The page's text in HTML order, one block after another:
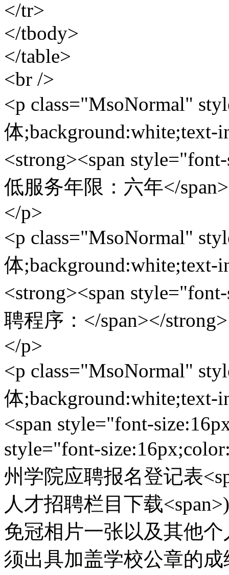
</tr>
</tbody>
</table>
<br />
<p class="MsoNormal"
体;background:white;text-
<strong><span
低服务年限：六年</
</p>
<p class="MsoNormal"
体;background:white;text-
<strong><span
聘程序：</span></strong>
</p>
<p class="MsoNormal"
体;background:white;text-
<span style="font-
style="font-
州学院应聘报名登记表
人才招聘栏目下载
免冠相片一张以及其他
须出具加盖学校公章的